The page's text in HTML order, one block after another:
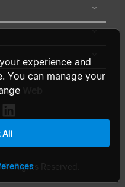
im Web
Rights Reserved.
experience and
You can manage your
All